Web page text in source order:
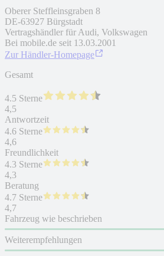
Oberer Steffleinsgraben 8
DE-63927 Bürgstadt
Vertragshändler für Audi, Volkswagen
Bei mobile.de seit 13.03.2001
Zur Händler-Homepage
Gesamt
4.5 Sterne
4,5
Antwortzeit
4.6 Sterne
4,6
Freundlichkeit
4.3 Sterne
4,3
Beratung
4.7 Sterne
4,7
Fahrzeug wie beschrieben
Weiterempfehlungen